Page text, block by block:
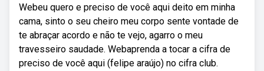
Webeu quero e preciso de você aqui deito em minha
cama, sinto o seu cheiro meu corpo sente vontade de
te abraçar acordo e não te vejo, agarro o meu
travesseiro saudade. Webaprenda a tocar a cifra de
preciso de você aqui (felipe araújo) no cifra club.